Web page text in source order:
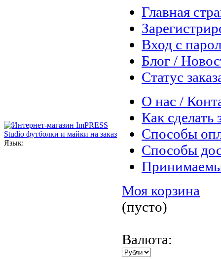
Язык:
Главная
Вход с
Блог /
Статус
О нас /
Как сделать
Способы
Способы
Моя корзина
(пусто)
Валюта: